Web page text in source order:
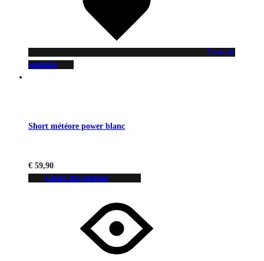
Liste de
souhaits
Short météore power blanc
€ 59,90
Choix des options